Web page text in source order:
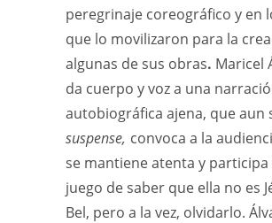
peregrinaje coreográfico y en
que lo movilizaron para la
algunas de sus obras. Maricel
da cuerpo y voz a una
autobiográfica ajena, que aun
suspense, convoca a la
se mantiene atenta y participa
juego de saber que ella no es
Bel, pero a la vez, olvidarlo.